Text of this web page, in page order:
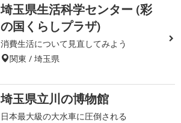
埼玉県生活科学センター (彩
の国くらしプラザ)
消費生活について見直してみよう
関東 / 埼玉県
埼玉県立川の博物館
日本最大級の大水車に圧倒される